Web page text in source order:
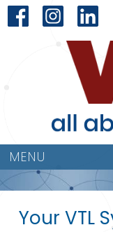
MENU
Your VTL